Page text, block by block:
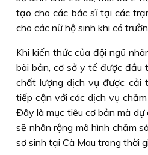
tạo cho các bác sĩ tại các
cho các nữ hộ sinh khi có
Khi kiến thức của đội ngũ
bài bản, cơ sở y tế được đầu
chất lượng dịch vụ được cải
tiếp cận với các dịch vụ
Ðây là mục tiêu cơ bản mà
sẽ nhân rộng mô hình chăm
sơ sinh tại Cà Mau trong thời